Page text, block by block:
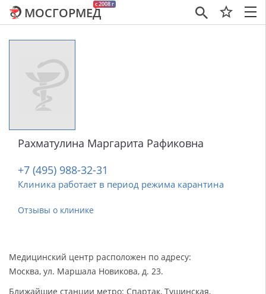
×
c 2008 г
МОСГОРМЕД
Рахматулина Маргарита Рафиковна
+7 (495) 988-32-31
Клиника работает в период режима карантина
Отзывы о клинике
Медицинский центр расположен по адресу:
Москва, ул. Маршала Новикова, д. 23.
Ближайшие станции метро: Спартак, Тушинская,